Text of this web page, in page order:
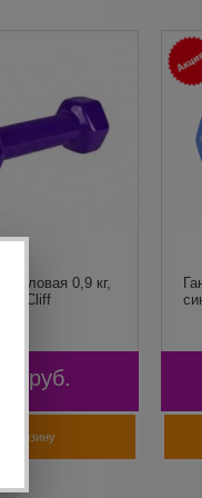
0,9 кг,
Cliff
руб.
В корзину